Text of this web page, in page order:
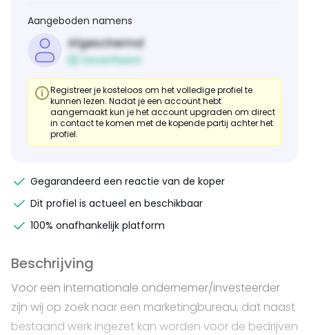
Aangeboden namens
Afgeschermd
Geverifieerd
Registreer je kosteloos om het volledige profiel te
kunnen lezen. Nadat je een account hebt
aangemaakt kun je het account upgraden om direct
in contact te komen met de kopende partij achter het
profiel.
Gegarandeerd een reactie van de koper
Dit profiel is actueel en beschikbaar
100% onafhankelijk platform
Beschrijving
Voor een internationale ondernemer/investeerder
zijn wij op zoek naar een marketingbureau, dat naast
bestaand werk ingezet kan worden voor de bedrijven